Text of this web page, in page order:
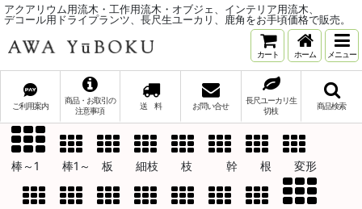
アクアリウム用流木・工作用流木・オブジェ、インテリア用流木、
デコール用ドライプランツ、長尺生ユーカリ、鹿角をお手頃価格で販売。
カート ホーム メニュー
ご利用案内
商品・お取引の
注意事項
送 料 お問い合せ
長尺ユーカリ生
切枝
商品検索
棒～1 棒1～ 板 細枝 枝 幹 根 変形